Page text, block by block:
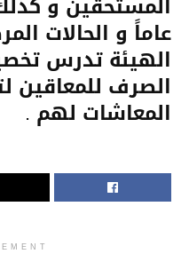
عاماً و الحالات
الهيئة تدرس
الصرف للمعاقين
المعاشات لهم .